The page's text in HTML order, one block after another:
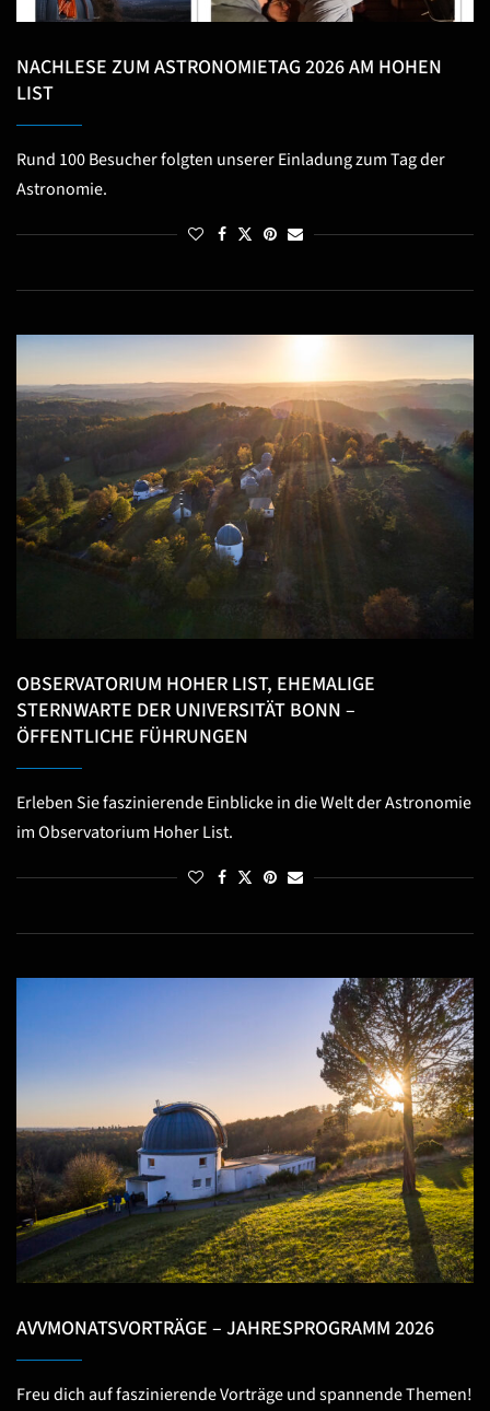
NACHLESE ZUM ASTRONOMIETAG 2026 AM HOHEN
LIST
Rund 100 Besucher folgten unserer Einladung zum Tag der
Astronomie.
OBSERVATORIUM HOHER LIST, EHEMALIGE
STERNWARTE DER UNIVERSITÄT BONN –
ÖFFENTLICHE FÜHRUNGEN
Erleben Sie faszinierende Einblicke in die Welt der Astronomie
im Observatorium Hoher List.
AVVMONATSVORTRÄGE – JAHRESPROGRAMM 2026
Freu dich auf faszinierende Vorträge und spannende Themen!